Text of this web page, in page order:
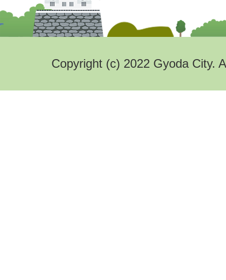
Copyright (c) 2022 Gyoda City.